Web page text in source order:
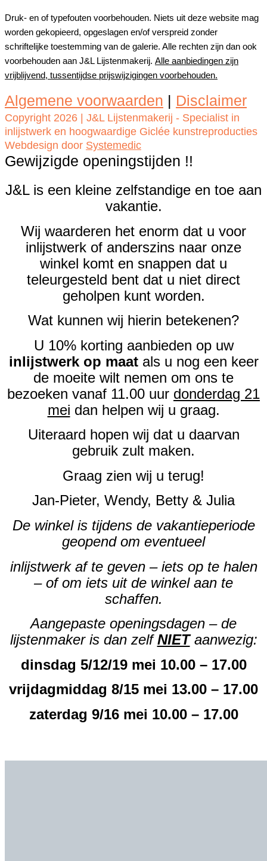
Druk- en of typefouten voorbehouden. Niets uit deze website mag
worden gekopieerd, opgeslagen en/of verspreid zonder
schriftelijke toestemming van de galerie. Alle rechten zijn dan ook
voorbehouden aan J&L Lijstenmakerij. Alle aanbiedingen zijn
vrijblijvend, tussentijdse prijswijzigingen voorbehouden.
Algemene voorwaarden Disclaimer
Copyright 2026 | J&L Lijstenmakerij - Specialist in
inlijstwerk en hoogwaardige Giclée kunstreproducties
Webdesign door Systemedic
Gewijzigde openingstijden !!
J&L is een kleine zelfstandige en toe aan
vakantie.
Wij waarderen het enorm dat u voor
inlijstwerk of anderszins naar onze
winkel komt en snappen dat u
teleurgesteld bent dat u niet direct
geholpen kunt worden.
Wat kunnen wij hierin betekenen?
U 10% korting aanbieden op uw
inlijstwerk op maatals u nog een keer
de moeite wilt nemen om ons te
bezoeken vanaf 11.00 uur donderdag 21
mei dan helpen wij u graag.
Uiteraard hopen wij dat u daarvan
gebruik zult maken.
Graag zien wij u terug!
Jan-Pieter, Wendy, Betty & Julia
De winkel is tijdens de vakantieperiode
geopend om eventueel
inlijstwerk af te geven – iets op te halen
– of om iets uit de winkel aan te
schaffen.
Aangepaste openingsdagen – de
lijstenmaker is dan zelfNIETaanwezig:
dinsdag 5/12/19 mei 10.00 – 17.00
vrijdagmiddag 8/15 mei 13.00 – 17.00
zaterdag 9/16 mei 10.00 – 17.00